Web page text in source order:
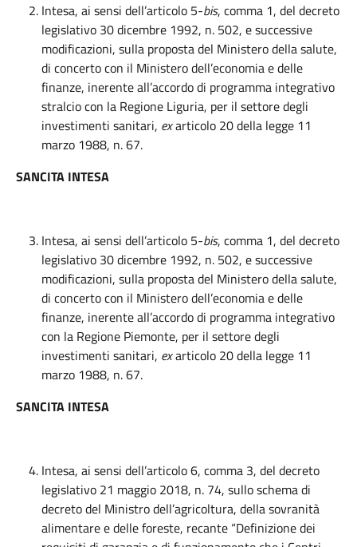
Intesa, ai sensi dell’articolo 5-bis, comma 1, del decreto
legislativo 30 dicembre 1992, n. 502, e successive
modificazioni, sulla proposta del Ministero della salute,
di concerto con il Ministero dell’economia e delle
finanze, inerente all’accordo di programma integrativo
stralcio con la Regione Liguria, per il settore degli
investimenti sanitari, exarticolo 20 della legge 11
marzo 1988, n. 67.
SANCITA INTESA
Intesa, ai sensi dell’articolo 5-bis, comma 1, del decreto
legislativo 30 dicembre 1992, n. 502, e successive
modificazioni, sulla proposta del Ministero della salute,
di concerto con il Ministero dell’economia e delle
finanze, inerente all’accordo di programma integrativo
con la Regione Piemonte, per il settore degli
investimenti sanitari, exarticolo 20 della legge 11
marzo 1988, n. 67.
SANCITA INTESA
Intesa, ai sensi dell’articolo 6, comma 3, del decreto
legislativo 21 maggio 2018, n. 74, sullo schema di
decreto del Ministro dell’agricoltura, della sovranità
alimentare e delle foreste, recante “Definizione dei